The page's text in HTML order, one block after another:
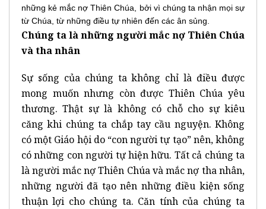
những kẻ mắc nợ Thiên Chúa, bởi vì chúng ta nhận mọi sự
từ Chúa, từ những điều tự nhiên đến các ân sủng.
Chúng ta là những người mắc nợ Thiên Chúa
và tha nhân
Sự sống của chúng ta không chỉ là điều được
mong muốn nhưng còn được Thiên Chúa yêu
thương. Thật sự là không có chỗ cho sự kiêu
căng khi chúng ta chắp tay cầu nguyện. Không
có một Giáo hội do “con người tự tạo” nên, không
có những con người tự hiện hữu. Tất cả chúng ta
là người mắc nợ Thiên Chúa và mắc nợ tha nhân,
những người đã tạo nên những điều kiện sống
thuận lợi cho chúng ta. Căn tính của chúng ta